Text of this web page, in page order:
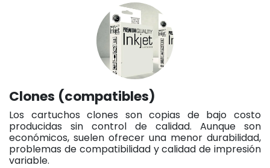
Clones (compatibles)
Los cartuchos clones son copias de bajo costo
producidas sin control de calidad. Aunque son
económicos, suelen ofrecer una menor durabilidad,
problemas de compatibilidad y calidad de impresión
variable.